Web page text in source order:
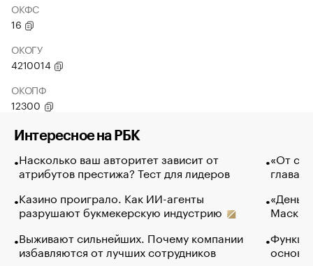
ОКФС
16
ОКОГУ
4210014
ОКОПФ
12300
Интересное на РБК
Насколько ваш авторитет зависит от
атрибутов престижа? Тест для лидеров
Казино проиграло. Как ИИ-агенты
разрушают букмекерскую индустрию
Выживают сильнейших. Почему компании
избавляются от лучших сотрудников
«От
глава
Маск в
основ